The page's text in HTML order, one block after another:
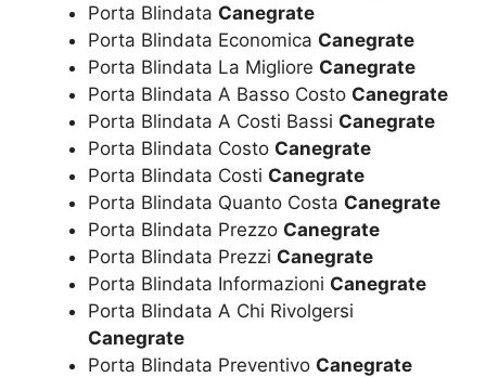
Porta Blindata Canegrate
Porta Blindata Economica Canegrate
Porta Blindata La Migliore Canegrate
Porta Blindata A Basso Costo Canegrate
Porta Blindata A Costi Bassi Canegrate
Porta Blindata Costo Canegrate
Porta Blindata Costi Canegrate
Porta Blindata Quanto Costa Canegrate
Porta Blindata Prezzo Canegrate
Porta Blindata Prezzi Canegrate
Porta Blindata Informazioni Canegrate
Porta Blindata A Chi Rivolgersi
Canegrate
Porta Blindata Preventivo Canegrate